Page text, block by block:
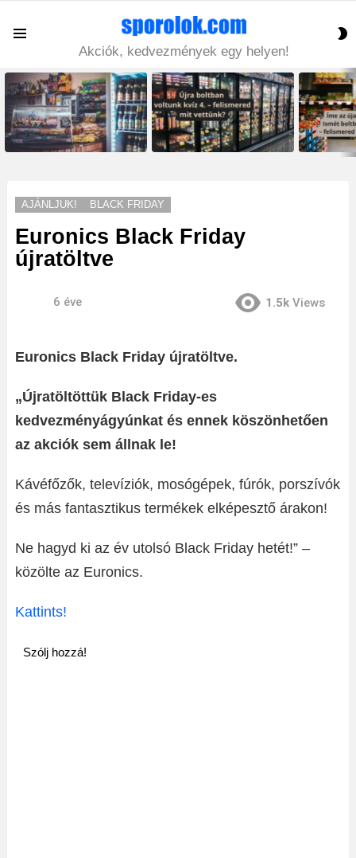
Akciók, kedvezmények egy helyen!
LATEST
STORIES
AJÁNLJUK! BLACK FRIDAY
Euronics Black Friday
újratöltve
6 éve 1.5k Views
Euronics Black Friday újratöltve.
„Újratöltöttük Black Friday-es
kedvezményágyúnkat és ennek köszönhetően
az akciók sem állnak le!
Kávéfőzők, televíziók, mosógépek, fúrók, porszívók
és más fantasztikus termékek elképesztő árakon!
Ne hagyd ki az év utolsó Black Friday hetét!” –
közölte az Euronics.
Kattints!
Szólj hozzá!